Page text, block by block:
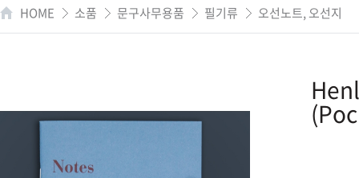
HOME 소품 문구사무용품 필기류 오선노트, 오선지